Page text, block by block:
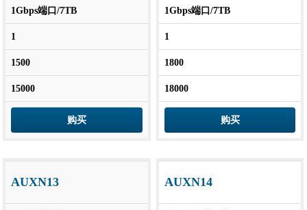
1Gbps端口/7TB
1
1500
15000
购买
1Gbps端口/7TB
1
1800
18000
购买
AUXN13 AUXN14